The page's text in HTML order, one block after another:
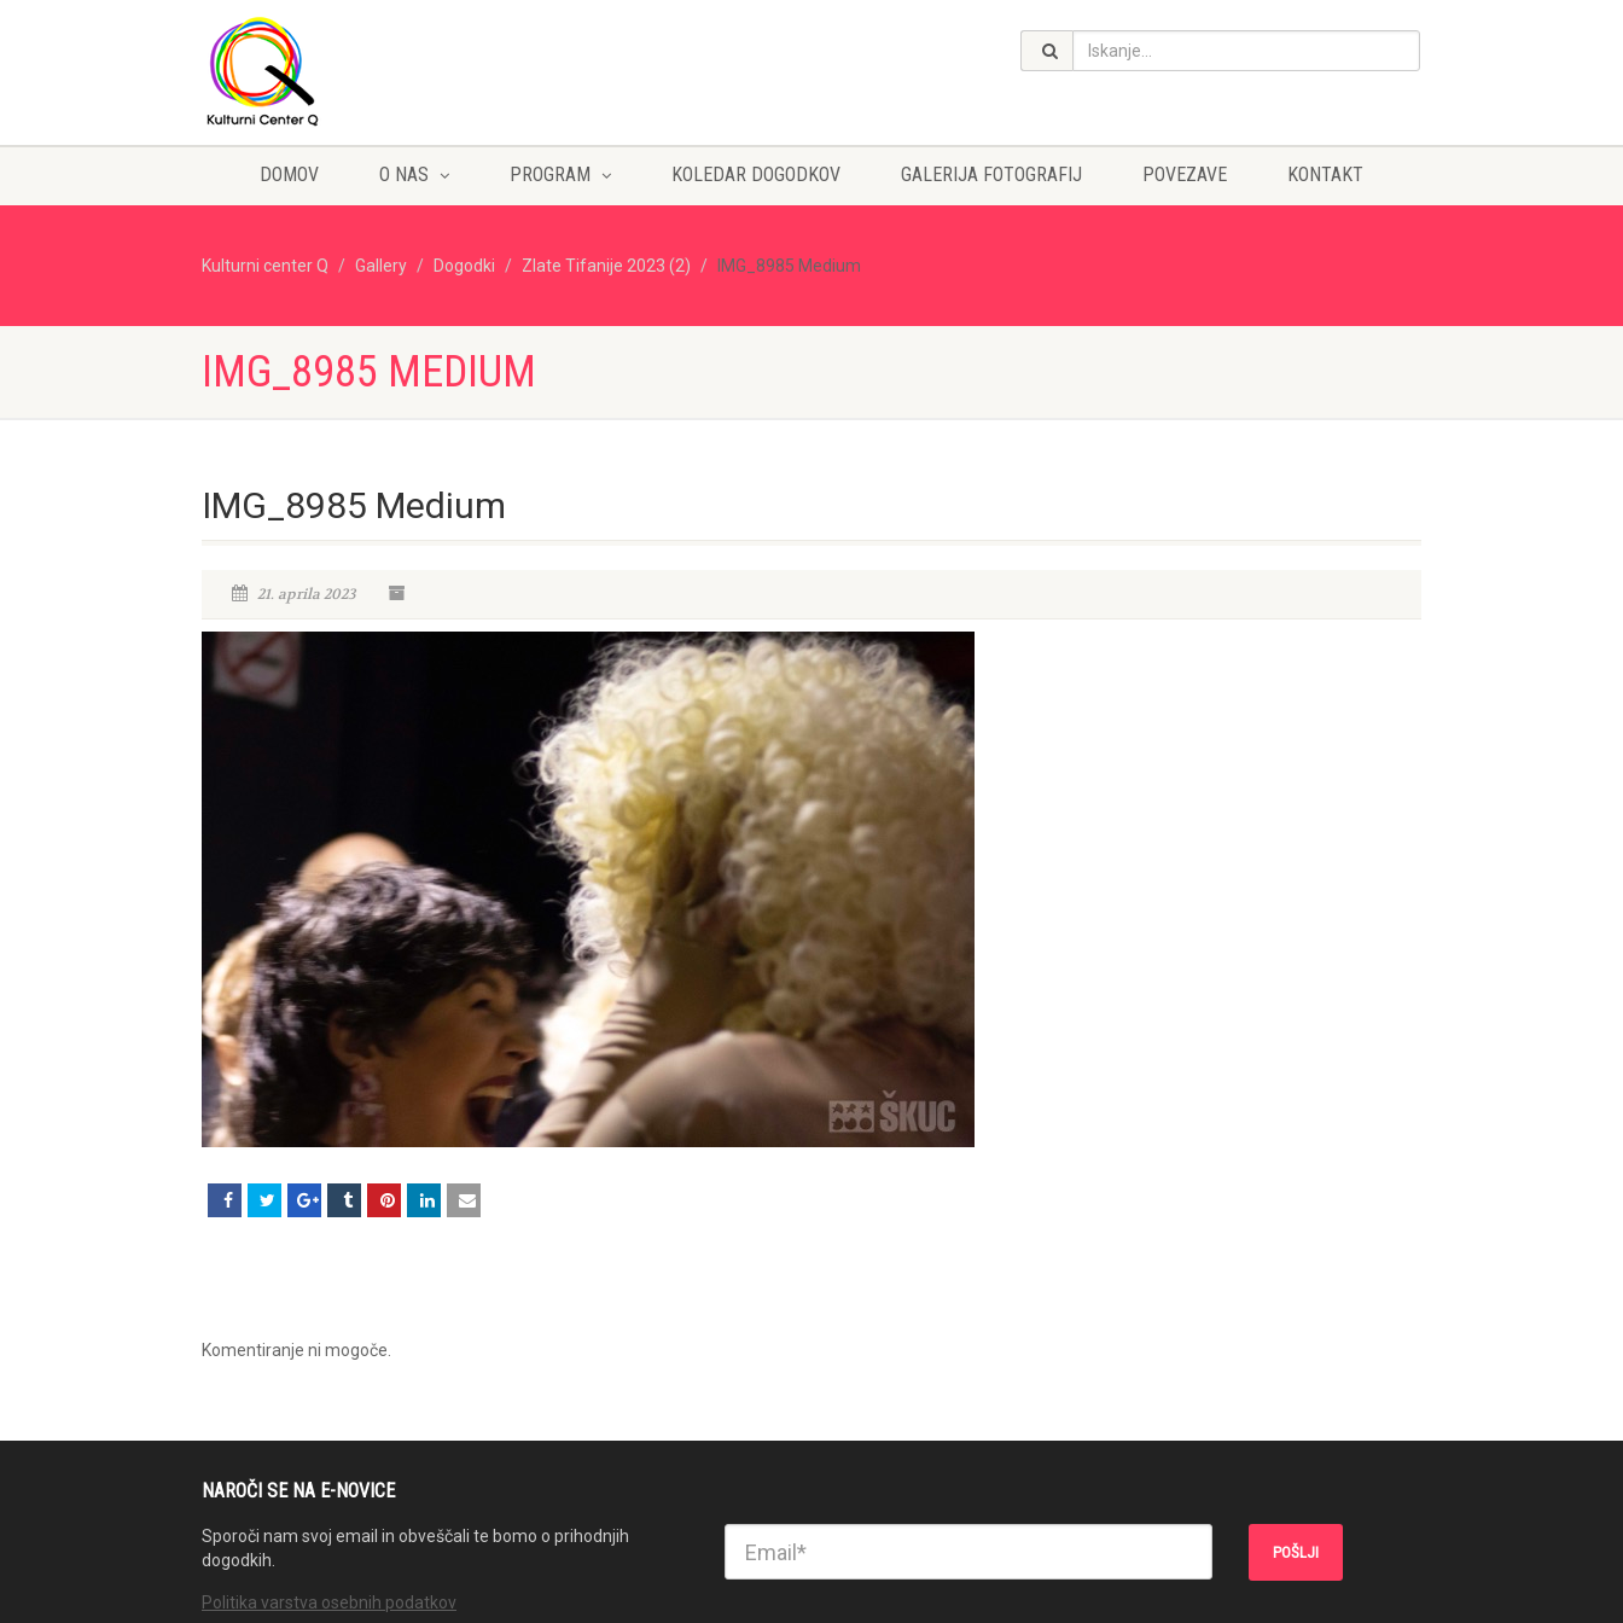
DOMOV O NAS PROGRAM KOLEDAR DOGODKOV GALERIJA FOTOGRAFIJ POVEZAVE KONTAKT
Kulturni center Q Gallery Dogodki Zlate Tifanije 2023 (2) IMG_8985 Medium
IMG_8985 MEDIUM
IMG_8985 Medium
21. aprila 2023
Komentiranje ni mogoče.
NAROČI SE NA E-NOVICE
Sporoči nam svoj email in obveščali te bomo o prihodnjih
dogodkih.
Politika varstva osebnih podatkov